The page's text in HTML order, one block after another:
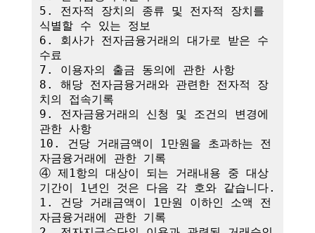
5. 전자적 장치의 종류 및 전자적 장치를
식별할 수 있는 정보
6. 회사가 전자금융거래의 대가로 받은 수
수료
7. 이용자의 출금 동의에 관한 사항
8. 해당 전자금융거래와 관련한 전자적 장
치의 접속기록
9. 전자금융거래의 신청 및 조건의 변경에
관한 사항
10. 건당 거래금액이 1만원을 초과하는 전
자금융거래에 관한 기록
④ 제1항의 대상이 되는 거래내용 중 대상
기간이 1년인 것은 다음 각 호와 같습니다.
1. 건당 거래금액이 1만원 이하인 소액 전
자금융거래에 관한 기록